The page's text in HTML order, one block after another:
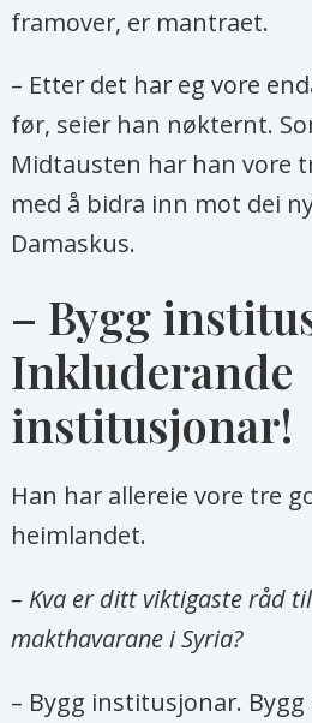
framover, er mantraet.
– Etter det har eg vore
før, seier han nøkternt.
Midtausten har han vore
med å bidra inn mot dei
Damaskus.
– Bygg
Inkluderande
institusjonar!
Han har allereie vore tre
heimlandet.
– Kva er ditt viktigaste råd
makthavarane i Syria?
– Bygg institusjonar. Bygg